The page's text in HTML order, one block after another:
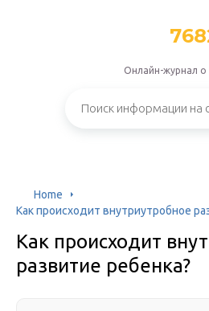
Онлайн-журнал о
Home
Как происходит внутриутробное
Как происходит
развитие ребенка?